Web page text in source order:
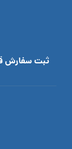
ثبت سفارش